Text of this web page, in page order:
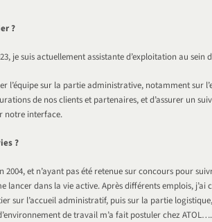
?
je suis actuellement assistante d’exploitation au sein
l’équipe sur la partie administrative, notamment sur
de nos clients et partenaires, et d’assurer un
notre interface.
?
2004, et n’ayant pas été retenue sur concours pour
lancer dans la vie active. Après différents emplois,
sur l’accueil administratif, puis sur la partie
de travail m’a fait postuler chez